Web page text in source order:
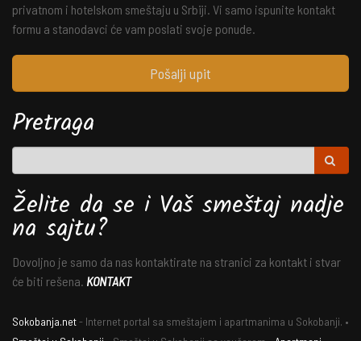
privatnom i hotelskom smeštaju u Srbiji. Vi samo ispunite kontakt
formu a stanodavci će vam poslati svoje ponude.
Pošalji upit
Pretraga
Želite da se i Vaš smeštaj nadje
na sajtu?
Dovoljno je samo da nas kontaktirate na stranici za kontakt i stvar
će biti rešena. KONTAKT
Sokobanja.net- Internet portal sa smeštajem i apartmanima u Sokobanji. •